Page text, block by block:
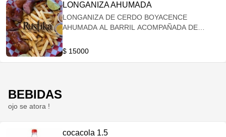
LONGANIZA AHUMADA
LONGANIZA DE CERDO BOYACENCE
AHUMADA AL BARRIL ACOMPAÑADA DE
$ 15000
BEBIDAS
ojo se atora !
cocacola 1.5